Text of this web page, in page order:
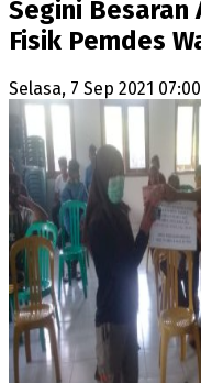
Segini Besaran
Fisik Pemdes
Selasa, 7 Sep 2021 07:00